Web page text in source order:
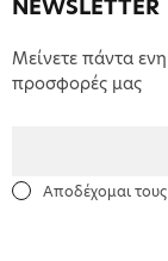
NEWSLETTER
Μείνετε πάντα
προσφορές μας
Αποδέχομαι τους